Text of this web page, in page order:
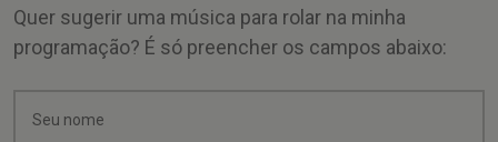
Quer sugerir uma música para rolar na minha
programação? É só preencher os campos abaixo: